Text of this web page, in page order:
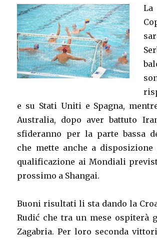
e su Stati Uniti e Spagna,
Australia, dopo aver battuto
sfideranno per la parte bassa
che mette anche a
qualificazione ai Mondiali
prossimo a Shangai.
Buoni risultati li sta dando la
Rudić che tra un mese ospiterà
Zagabria. Per loro seconda